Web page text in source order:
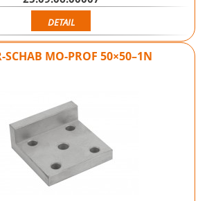
DETAIL
SCHAB MO-PROF 50×50–1N